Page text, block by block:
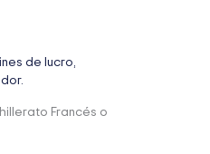
de lucro,
Francés o